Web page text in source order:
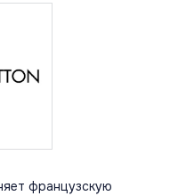
французскую